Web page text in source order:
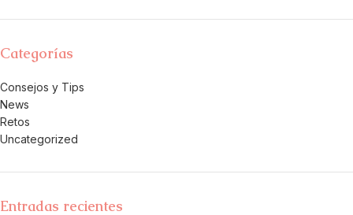
Categorías
Consejos y Tips
News
Retos
Uncategorized
Entradas recientes